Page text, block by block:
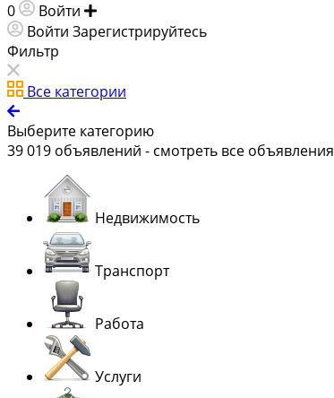
0 Войти
Войти Зарегистрируйтесь
Фильтр
Все категории
Выберите категорию
39 019 объявлений - смотреть все объявления
Недвижимость
Транспорт
Работа
Услуги